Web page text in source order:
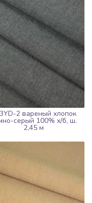
2 вареный хлопок
серый 100% х/б, ш.
2,45 м